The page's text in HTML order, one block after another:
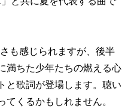
も感じられますが、後半
満ちた少年たちの燃える心
と歌詞が登場します。聴い
てくるかもしれません。